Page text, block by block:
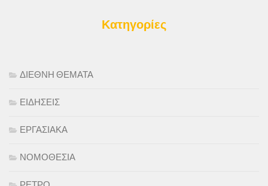
Κατηγορίες
ΔΙΕΘΝΗ ΘΕΜΑΤΑ
ΕΙΔΗΣΕΙΣ
ΕΡΓΑΣΙΑΚΑ
ΝΟΜΟΘΕΣΙΑ